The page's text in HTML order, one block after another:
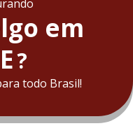
em
?
todo Brasil!